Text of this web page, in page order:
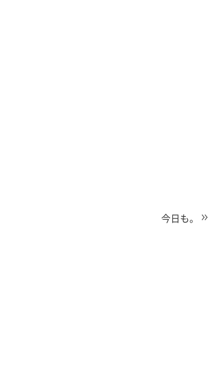
今日も。